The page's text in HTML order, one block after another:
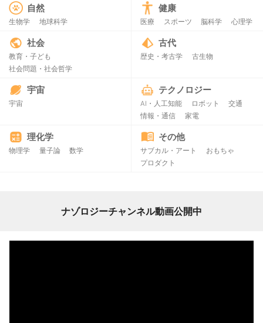
自然
生物学 地球科学
健康
医療 スポーツ 脳科学 心理学
社会
教育・子ども
社会問題・社会哲学
古代
歴史・考古学 古生物
宇宙
宇宙
テクノロジー
AI・人工知能 ロボット
交通
情報・通信
家電
理化学
物理学 量子論 数学
その他
サブカル・アート
おもちゃ
プロダクト
ナゾロジーチャンネル動画公開中